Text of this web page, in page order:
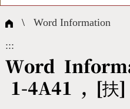
Terms
International
Composite Query
Bopomofo Query
Character
CNS
Character Create
Fonts Download
FAQ
Satisfaction
\Word Information
:::
Word
1-4A41 , [扶